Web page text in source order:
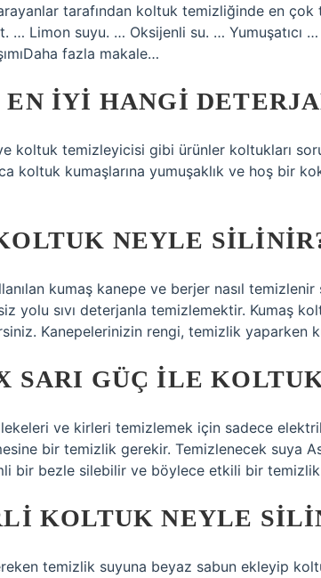
tarafından koltuk temizliğinde en
… Limon suyu. … Oksijenli su. … Yumuşatıcı …
fazla makale…
IYI HANGI
koltuk temizleyicisi gibi ürünler koltukları
koltuk kumaşlarına yumuşaklık ve hoş bir
NEYLE
kumaş kanepe ve berjer nasıl
yolu sıvı deterjanla temizlemektir. Kumaş
Kanepelerinizin rengi, temizlik yaparken
SARI GÜÇ ILE
lekeleri ve kirleri temizlemek için sadece
bir temizlik gerekir. Temizlenecek suya
bir bezle silebilir ve böylece etkili bir
KOLTUK NEYLE
temizlik suyuna beyaz sabun ekleyip